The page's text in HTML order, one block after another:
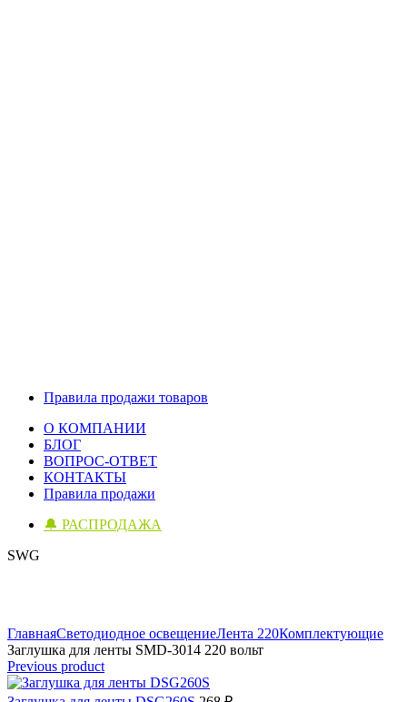
Правила продажи товаров
О КОМПАНИИ
БЛОГ
ВОПРОС-ОТВЕТ
КОНТАКТЫ
Правила продажи
🔔 РАСПРОДАЖА
SWG
ГлавнаяСветодиодное освещениеЛента 220Комплектующие
Заглушка для ленты SMD-3014 220 вольт
Previous product